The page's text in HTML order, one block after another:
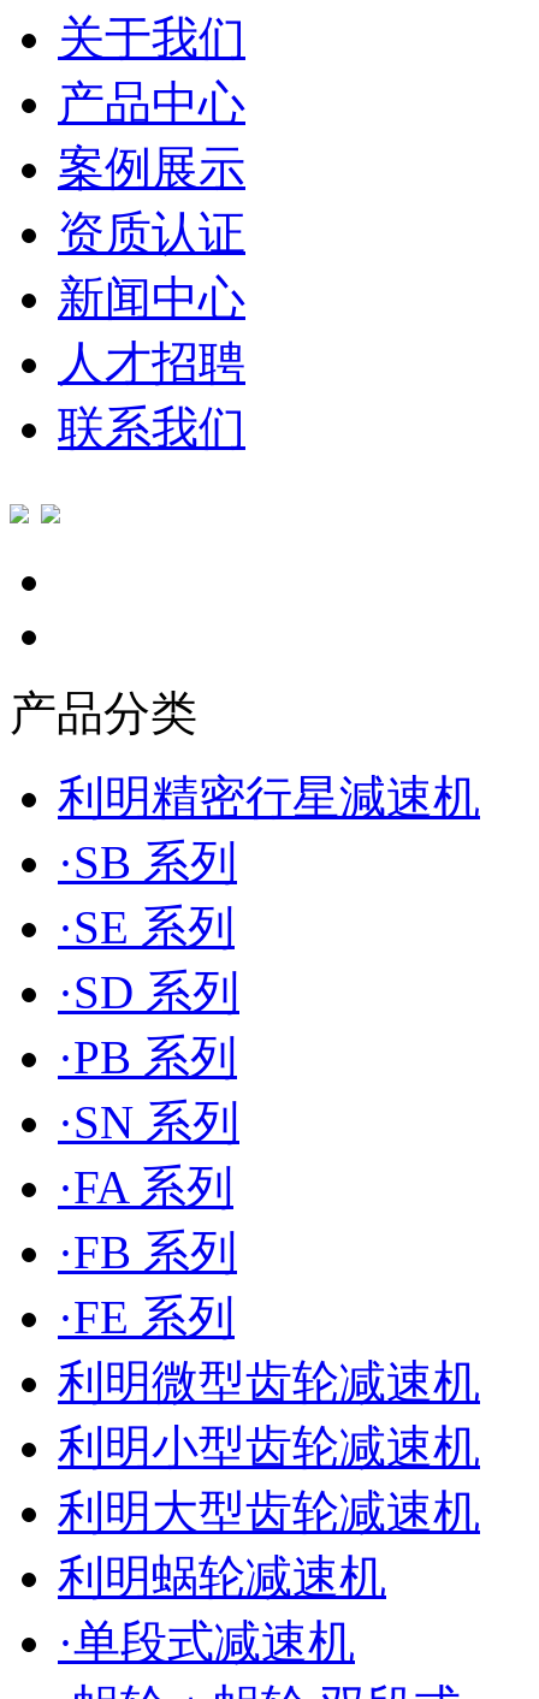
关于我们
产品中心
案例展示
资质认证
新闻中心
人才招聘
联系我们
产品分类
利明精密行星減速机
·SB 系列
·SE 系列
·SD 系列
·PB 系列
·SN 系列
·FA 系列
·FB 系列
·FE 系列
利明微型齿轮减速机
利明小型齿轮减速机
利明大型齿轮减速机
利明蜗轮减速机
·单段式减速机